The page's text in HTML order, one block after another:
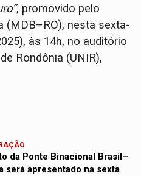
, promovido pelo
(MDB–RO), nesta sexta-
às 14h, no auditório
Rondônia (UNIR),
da Ponte Binacional Brasil–
será apresentado na sexta